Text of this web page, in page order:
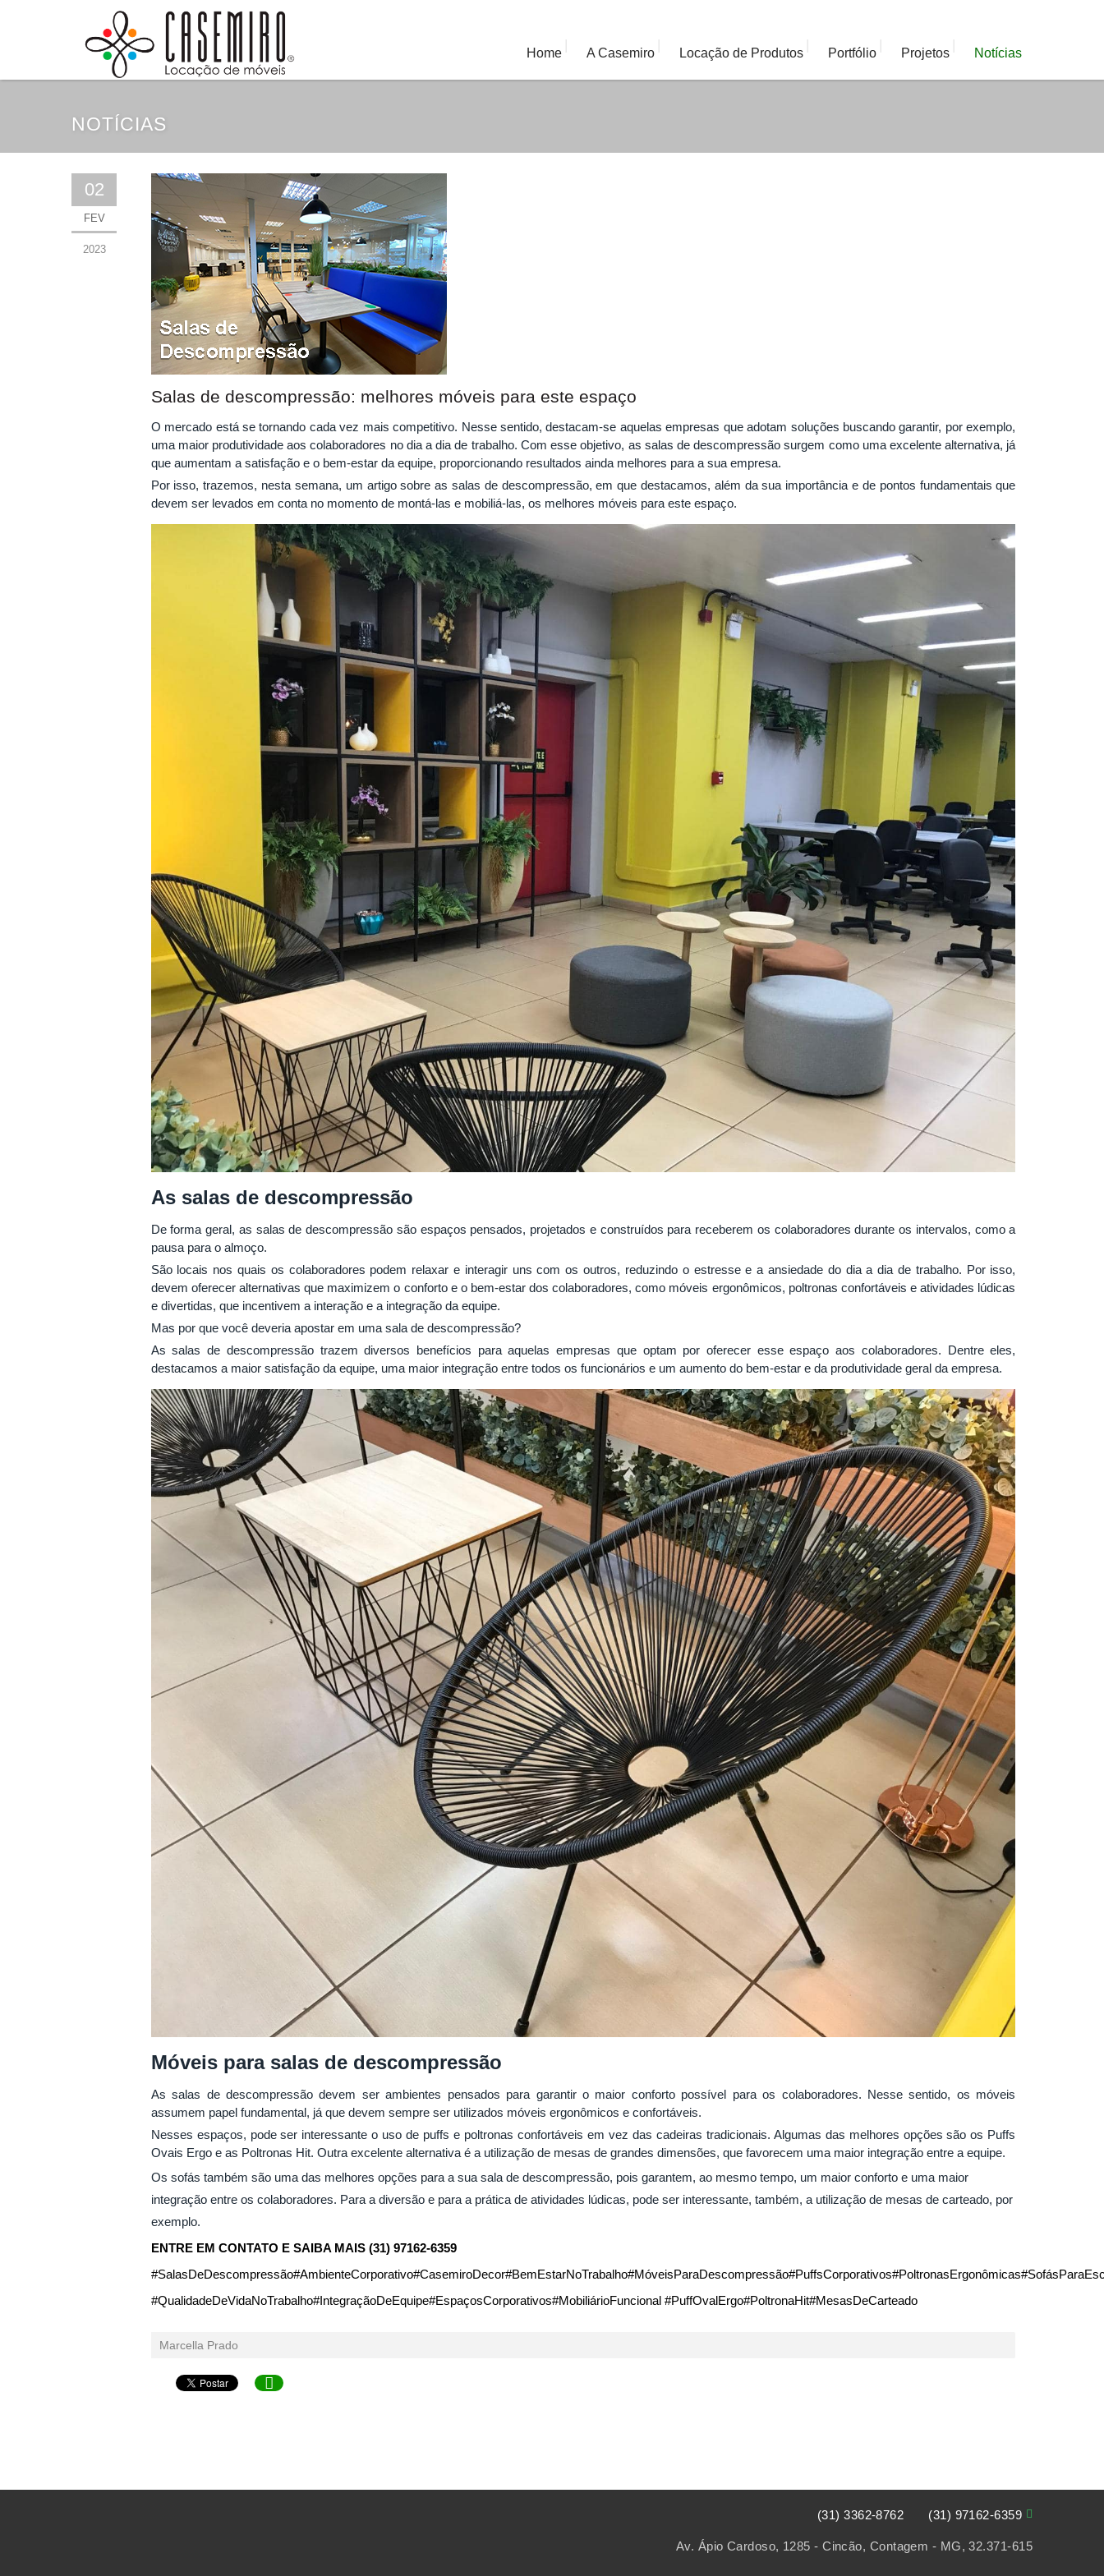
Home A Casemiro Locação de Produtos Portfólio Projetos Notícias
NOTÍCIAS
02
FEV
2023
Salas de descompressão: melhores móveis para este espaço
O mercado está se tornando cada vez mais competitivo. Nesse sentido, destacam-se aquelas empresas que adotam soluções buscando garantir, por exemplo,
uma maior produtividade aos colaboradores no dia a dia de trabalho. Com esse objetivo, as salas de descompressão surgem como uma excelente alternativa, já
que aumentam a satisfação e o bem-estar da equipe, proporcionando resultados ainda melhores para a sua empresa.
Por isso, trazemos, nesta semana, um artigo sobre as salas de descompressão, em que destacamos, além da sua importância e de pontos fundamentais que
devem ser levados em conta no momento de montá-las e mobiliá-las, os melhores móveis para este espaço.
As salas de descompressão
De forma geral, as salas de descompressão são espaços pensados, projetados e construídos para receberem os colaboradores durante os intervalos, como a
pausa para o almoço.
São locais nos quais os colaboradores podem relaxar e interagir uns com os outros, reduzindo o estresse e a ansiedade do dia a dia de trabalho. Por isso,
devem oferecer alternativas que maximizem o conforto e o bem-estar dos colaboradores, como móveis ergonômicos, poltronas confortáveis e atividades lúdicas
e divertidas, que incentivem a interação e a integração da equipe.
Mas por que você deveria apostar em uma sala de descompressão?
As salas de descompressão trazem diversos benefícios para aquelas empresas que optam por oferecer esse espaço aos colaboradores. Dentre eles,
destacamos a maior satisfação da equipe, uma maior integração entre todos os funcionários e um aumento do bem-estar e da produtividade geral da empresa.
Móveis para salas de descompressão
As salas de descompressão devem ser ambientes pensados para garantir o maior conforto possível para os colaboradores. Nesse sentido, os móveis
assumem papel fundamental, já que devem sempre ser utilizados móveis ergonômicos e confortáveis.
Nesses espaços, pode ser interessante o uso de puffs e poltronas confortáveis em vez das cadeiras tradicionais. Algumas das melhores opções são os Puffs
Ovais Ergo e as Poltronas Hit. Outra excelente alternativa é a utilização de mesas de grandes dimensões, que favorecem uma maior integração entre a equipe.
Os sofás também são uma das melhores opções para a sua sala de descompressão, pois garantem, ao mesmo tempo, um maior conforto e uma maior
integração entre os colaboradores. Para a diversão e para a prática de atividades lúdicas, pode ser interessante, também, a utilização de mesas de carteado, por
exemplo.
ENTRE EM CONTATO E SAIBA MAIS (31) 97162-6359
#QualidadeDeVidaNoTrabalho#IntegraçãoDeEquipe#EspaçosCorporativos#MobiliárioFuncional #PuffOvalErgo#PoltronaHit#MesasDeCarteado
Marcella Prado

(31) 3362-8762 (31) 97162-6359 
Av. Ápio Cardoso, 1285 - Cincão, Contagem - MG, 32.371-615